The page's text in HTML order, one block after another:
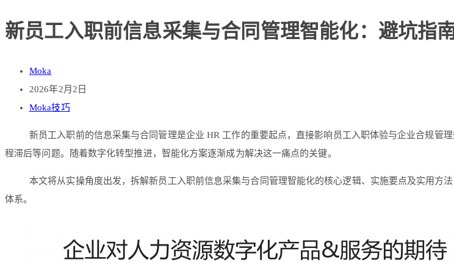
新员工入职前信息采集与合同管理智能化：避坑指
Moka
2026年2月2日
Moka技巧
新员工入职前的信息采集与合同管理是企业 HR 工作的重要起点，直接影响员工入职体验与企业合规
程滞后等问题。随着数字化转型推进，智能化方案逐渐成为解决这一痛点的关键。
本文将从实操角度出发，拆解新员工入职前信息采集与合同管理智能化的核心逻辑、实施要点及实用方
体系。